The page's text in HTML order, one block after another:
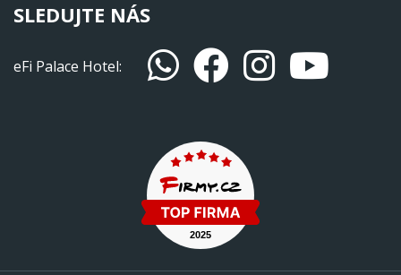
SLEDUJTE NÁS
eFi Palace Hotel: